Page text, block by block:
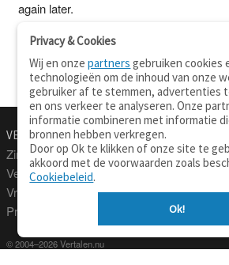
again later.
VERTALEN.NU
Zinnen vertalen
Verklarend woordenboek
Vraagbaak
Professionele vertaling
© 2004–2026 Vertalen.nu
Over
Privacy
Privacy & Cookies
Wij en onzepartners gebruiken cookies
technologieën om de inhoud van onze
gebruiker af te stemmen, advertenties
en ons verkeer te analyseren. Onze
informatie combineren met informatie
bronnen hebben verkregen.
Door op Ok te klikken of onze site te
akkoord met de voorwaarden zoals
Cookiebeleid.
Ok!